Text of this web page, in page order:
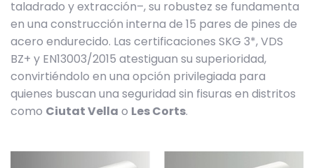
taladrado y extracción–, su robustez se fundamenta
en una construcción interna de 15 pares de pines de
acero endurecido. Las certificaciones SKG 3*, VDS
BZ+ y EN13003/2015 atestiguan su superioridad,
convirtiéndolo en una opción privilegiada para
quienes buscan una seguridad sin fisuras en distritos
como Ciutat Vella o Les Corts.